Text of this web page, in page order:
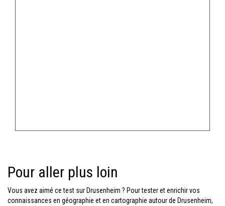
Pour aller plus loin
Vous avez aimé ce test sur Drusenheim ? Pour tester et enrichir vos
connaissances en géographie et en cartographie autour de Drusenheim,